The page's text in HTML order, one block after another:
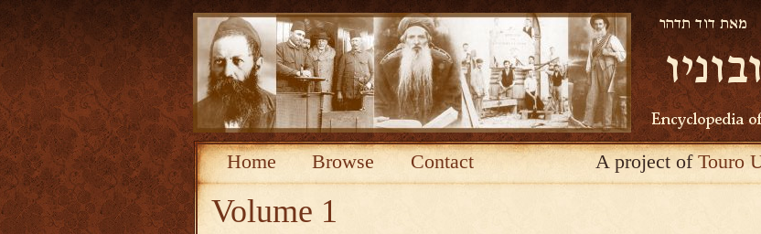
Home Browse Contact A project ofTouro
Volume 1